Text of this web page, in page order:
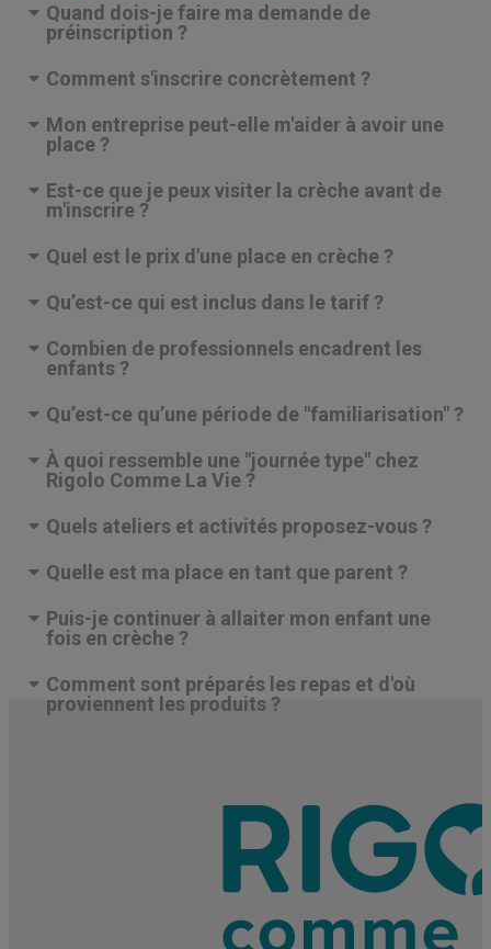
Quand dois-je faire ma demande de
préinscription ?
Comment s'inscrire concrètement ?
Mon entreprise peut-elle m'aider à avoir une
place ?
Est-ce que je peux visiter la crèche avant de
m'inscrire ?
Quel est le prix d'une place en crèche ?
Qu’est-ce qui est inclus dans le tarif ?
Combien de professionnels encadrent les
enfants ?
Qu’est-ce qu’une période de "familiarisation" ?
À quoi ressemble une "journée type" chez
Rigolo Comme La Vie ?
Quels ateliers et activités proposez-vous ?
Quelle est ma place en tant que parent ?
Puis-je continuer à allaiter mon enfant une
fois en crèche ?
Comment sont préparés les repas et d'où
proviennent les produits ?